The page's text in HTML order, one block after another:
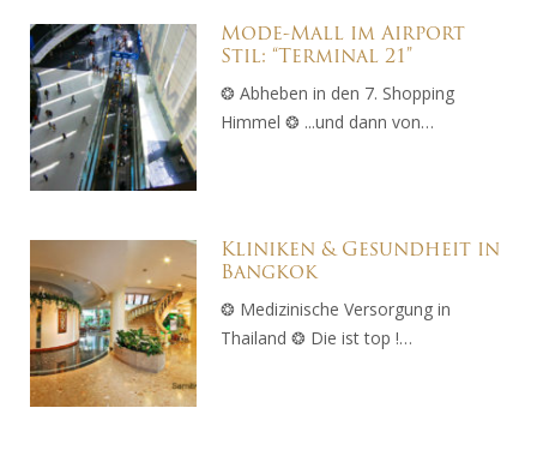
Mode-Mall im Airport
Stil: “Terminal 21”
❂ Abheben in den 7. Shopping
Himmel ❂ ...und dann von…
Kliniken & Gesundheit in
Bangkok
❂ Medizinische Versorgung in
Thailand ❂ Die ist top !…